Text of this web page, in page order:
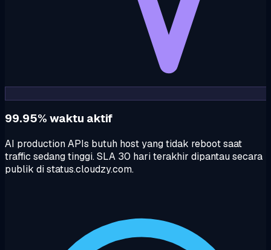
99.95% waktu aktif
AI production APIs butuh host yang tidak reboot saat
traffic sedang tinggi. SLA 30 hari terakhir dipantau secara
publik di status.cloudzy.com.